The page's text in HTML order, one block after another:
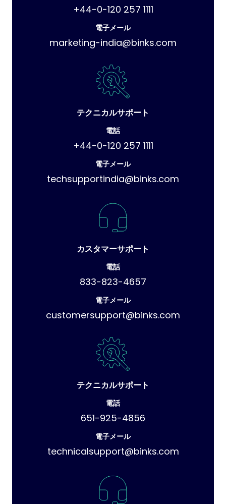
+44-0-120 257 1111
電子メール
marketing-india@binks.com
テクニカルサポート
電話
+44-0-120 257 1111
電子メール
techsupportindia@binks.com
カスタマーサポート
電話
833-823-4657
電子メール
customersupport@binks.com
テクニカルサポート
電話
651-925-4856
電子メール
technicalsupport@binks.com